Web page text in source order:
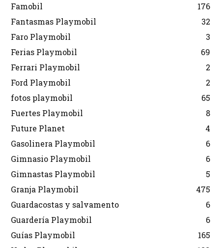
Famobil
176
Fantasmas Playmobil
32
Faro Playmobil
3
Ferias Playmobil
69
Ferrari Playmobil
2
Ford Playmobil
2
fotos playmobil
65
Fuertes Playmobil
8
Future Planet
4
Gasolinera Playmobil
6
Gimnasio Playmobil
6
Gimnastas Playmobil
5
Granja Playmobil
475
Guardacostas y salvamento
6
Guardería Playmobil
6
Guías Playmobil
165